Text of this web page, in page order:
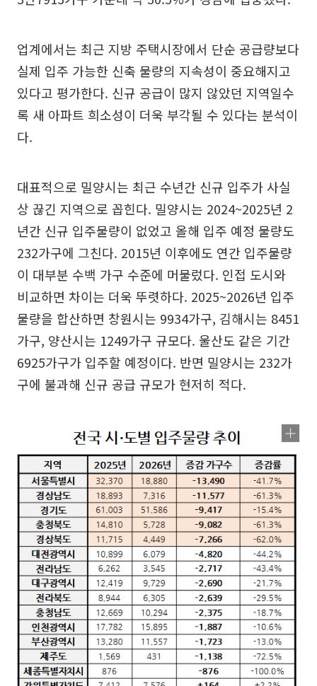
업계에서는 최근 지방 주택시장에서 단순 공급량보다
실제 입주 가능한 신축 물량의 지속성이 중요해지고
있다고 평가한다. 신규 공급이 많지 않았던 지역일수
록 새 아파트 희소성이 더욱 부각될 수 있다는 분석이
다.
대표적으로 밀양시는 최근 수년간 신규 입주가 사실
상 끊긴 지역으로 꼽힌다. 밀양시는 2024~2025년 2
년간 신규 입주물량이 없었고 올해 입주 예정 물량도
232가구에 그친다. 2015년 이후에도 연간 입주물량
이 대부분 수백 가구 수준에 머물렀다. 인접 도시와
비교하면 차이는 더욱 뚜렷하다. 2025~2026년 입주
물량을 합산하면 창원시는 9934가구, 김해시는 8451
가구, 양산시는 1249가구 규모다. 울산도 같은 기간
6925가구가 입주할 예정이다. 반면 밀양시는 232가
구에 불과해 신규 공급 규모가 현저히 적다.